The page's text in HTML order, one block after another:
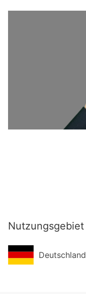
Nutzungsgebiet
Deutschland